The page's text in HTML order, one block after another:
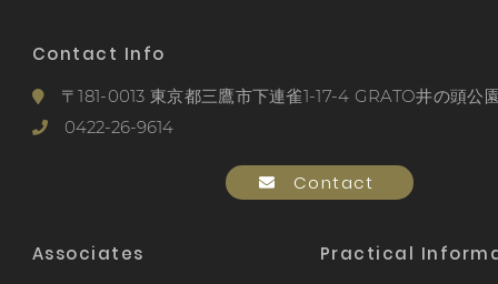
Contact Info
〒181-0013 東京都三鷹市下連雀1-17-4 GRATO井の頭公
0422-26-9614
Contact
Associates Practical